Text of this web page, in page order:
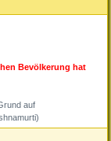
Bevölkerung hat
auf